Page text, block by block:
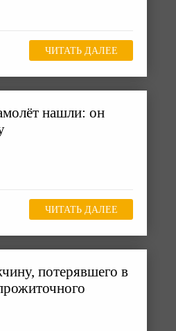
ЧИТАТЬ ДАЛЕЕ
нашли: он
ЧИТАТЬ ДАЛЕЕ
потерявшего в